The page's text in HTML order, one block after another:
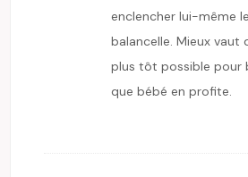
enclencher lui-même
balancelle. Mieux vaut
plus tôt possible pour
que bébé en profite.